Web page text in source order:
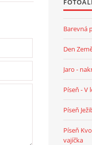
Barevná
Den
Jaro -
Píseň - V
Píseň
Píseň
vajíčka